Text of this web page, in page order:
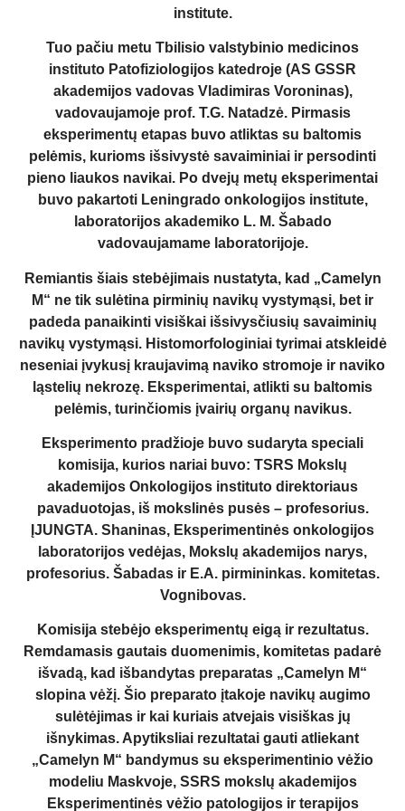
institute.
Tuo pačiu metu Tbilisio valstybinio medicinos
instituto Patofiziologijos katedroje (AS GSSR
akademijos vadovas Vladimiras Voroninas),
vadovaujamoje prof. T.G. Natadzė. Pirmasis
eksperimentų etapas buvo atliktas su baltomis
pelėmis, kurioms išsivystė savaiminiai ir persodinti
pieno liaukos navikai. Po dvejų metų eksperimentai
buvo pakartoti Leningrado onkologijos institute,
laboratorijos akademiko L. M. Šabado
vadovaujamame laboratorijoje.
Remiantis šiais stebėjimais nustatyta, kad „Camelyn
M“ ne tik sulėtina pirminių navikų vystymąsi, bet ir
padeda panaikinti visiškai išsivysčiusių savaiminių
navikų vystymąsi. Histomorfologiniai tyrimai atskleidė
neseniai įvykusį kraujavimą naviko stromoje ir naviko
ląstelių nekrozę. Eksperimentai, atlikti su baltomis
pelėmis, turinčiomis įvairių organų navikus.
Eksperimento pradžioje buvo sudaryta speciali
komisija, kurios nariai buvo: TSRS Mokslų
akademijos Onkologijos instituto direktoriaus
pavaduotojas, iš mokslinės pusės – profesorius.
ĮJUNGTA. Shaninas, Eksperimentinės onkologijos
laboratorijos vedėjas, Mokslų akademijos narys,
profesorius. Šabadas ir E.A. pirmininkas. komitetas.
Vognibovas.
Komisija stebėjo eksperimentų eigą ir rezultatus.
Remdamasis gautais duomenimis, komitetas padarė
išvadą, kad išbandytas preparatas „Camelyn M“
slopina vėžį. Šio preparato įtakoje navikų augimo
sulėtėjimas ir kai kuriais atvejais visiškas jų
išnykimas. Apytiksliai rezultatai gauti atliekant
„Camelyn M“ bandymus su eksperimentinio vėžio
modeliu Maskvoje, SSRS mokslų akademijos
Eksperimentinės vėžio patologijos ir terapijos